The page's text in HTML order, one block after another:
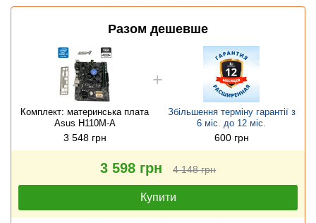
Разом дешевше
Комплект: материнська плата
Asus H110M-A
3 548 грн
Збільшення терміну гарантії з
6 міс. до 12 міс.
600 грн
3 598 грн 4 148 грн
Купити